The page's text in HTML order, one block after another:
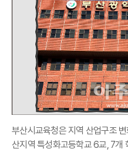
부산시교육청은 지역 산업구조
산지역 특성화고등학교 6교, 7개